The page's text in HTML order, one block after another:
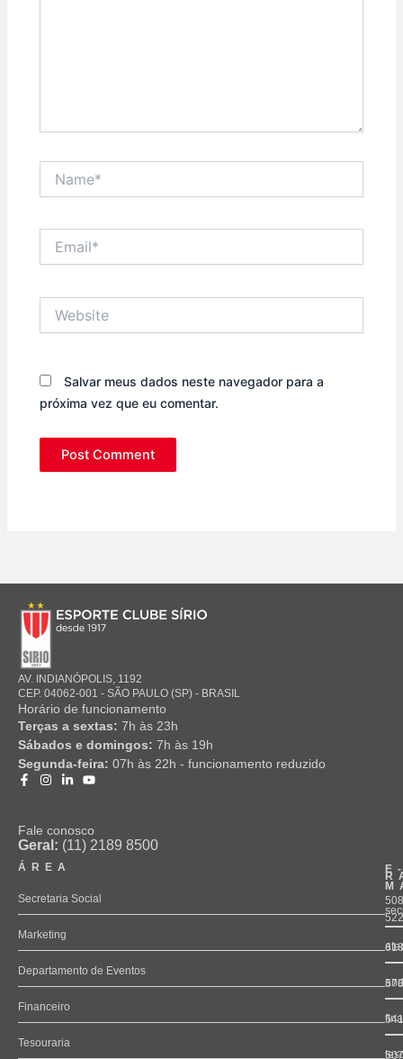
Salvar meus dados neste navegador para a
próxima vez que eu comentar.
AV. INDIANÓPOLIS, 1192
CEP. 04062-001 - SÃO PAULO (SP) - BRASIL
Horário de funcionamento
Terças a sextas: 7h às 23h
Sábados e domingos: 7h às 19h
Segunda-feira: 07h às 22h - funcionamento reduzido
Fale conosco
Geral: (11) 2189 8500
ÁREA
Secretaria Social
Marketing
Departamento de Eventos
Financeiro
Tesouraria
522
618
578
541
507